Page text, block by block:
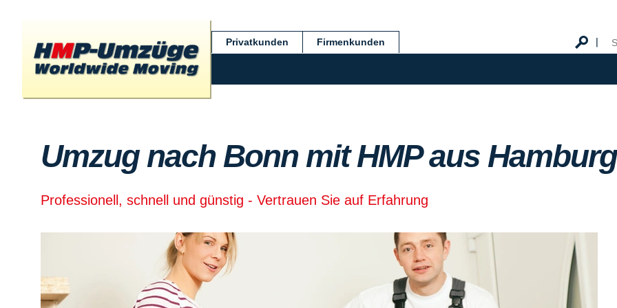
Privatkunden Firmenkunden
Umzug nach Bonn mit HMP aus Hamburg
Professionell, schnell und günstig - Vertrauen Sie auf Erfahrung